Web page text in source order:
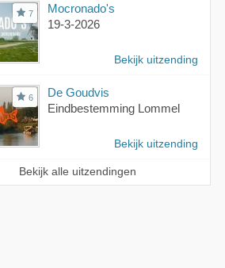
7
Mocronado's
19-3-2026
Bekijk uitzending
6
De Goudvis
Eindbestemming Lommel
Bekijk uitzending
Bekijk alle uitzendingen